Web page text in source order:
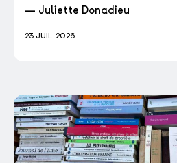
— Juliette Donadieu
23 JUIL. 2026